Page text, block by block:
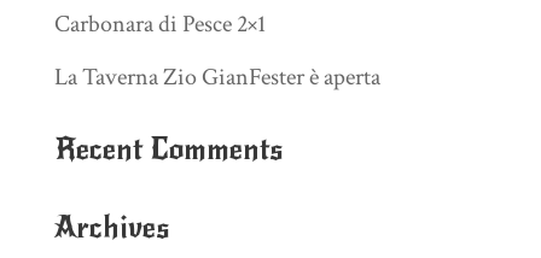
Carbonara di Pesce 2×1
La Taverna Zio GianFester è aperta
Recent Comments
Archives